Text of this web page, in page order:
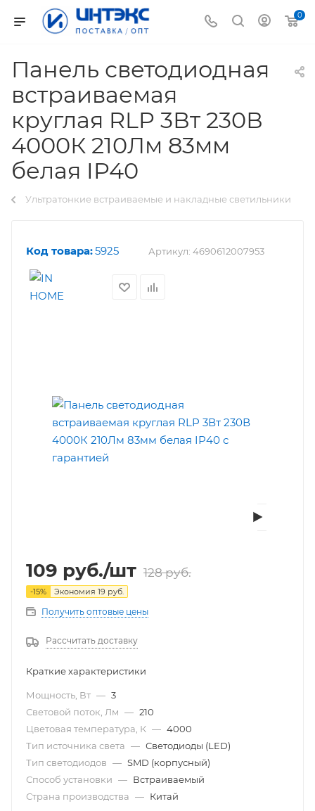
0
Панель светодиодная
встраиваемая
круглая RLP 3Вт 230В
4000К 210Лм 83мм
белая IP40
Ультратонкие встраиваемые и накладные светильники
Код товара:5925 Артикул: 4690612007953
109 руб./шт 128руб.
-15% Экономия 19 руб.
Получить оптовые цены
Рассчитать доставку
Краткие характеристики
Мощность, Вт — 3
Световой поток, Лм — 210
Цветовая температура, К — 4000
Тип источника света — Светодиоды (LED)
Тип светодиодов — SMD (корпусный)
Способ установки — Встраиваемый
Страна производства — Китай